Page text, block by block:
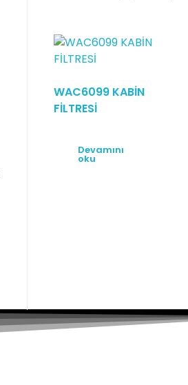
WAC6099 KABİN
FİLTRESİ
Devamını
oku